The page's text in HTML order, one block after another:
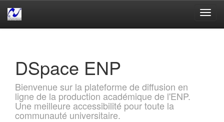
DSpace ENP
Bienvenue sur la plateforme de diffusion en
ligne de la production académique de l'ENP.
Une meilleure accessibilité pour toute la
communauté universitaire.